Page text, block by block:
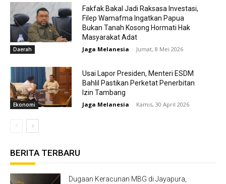
Daerah
Fakfak Bakal Jadi Raksasa Investasi,
Filep Wamafma Ingatkan Papua
Bukan Tanah Kosong Hormati Hak
Masyarakat Adat
Jaga Melanesia - Jumat, 8 Mei 2026
Ekonomi
Usai Lapor Presiden, Menteri ESDM
Bahlil Pastikan Perketat Penerbitan
Izin Tambang
Jaga Melanesia - Kamis, 30 April 2026
BERITA TERBARU
Dugaan Keracunan MBG di Jayapura,